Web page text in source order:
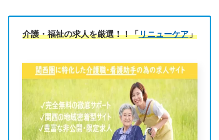
介護・福祉の求人を厳選！！「リニューケア」